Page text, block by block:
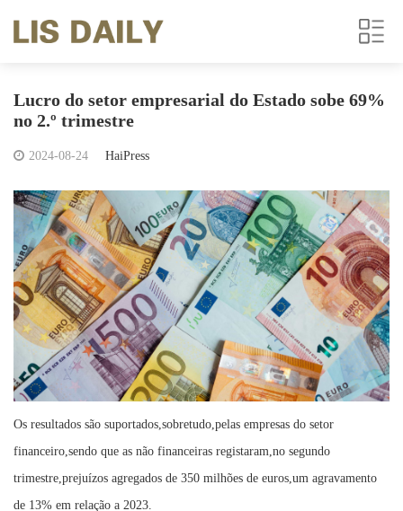
Lucro do setor empresarial do Estado sobe 69%
no 2.º trimestre
2024-08-24 HaiPress
Os resultados são suportados,sobretudo,pelas empresas do setor
financeiro,sendo que as não financeiras registaram,no segundo
trimestre,prejuízos agregados de 350 milhões de euros,um agravamento
de 13% em relação a 2023.